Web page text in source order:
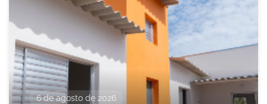
6 de agosto de 2026